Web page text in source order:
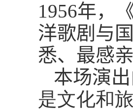
1956年，
洋歌剧与
悉、最感
本场演
是文化和